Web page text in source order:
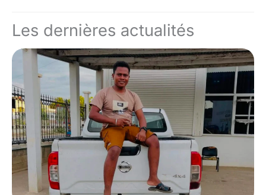
Les dernières actualités